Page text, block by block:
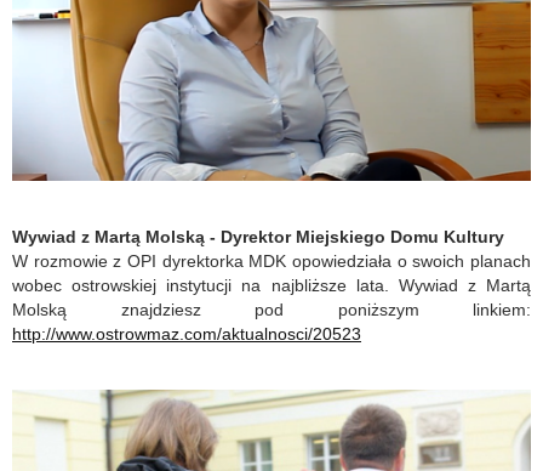
Wywiad z Martą Molską - Dyrektor Miejskiego Domu Kultury
W rozmowie z OPI dyrektorka MDK opowiedziała o swoich planach
wobec ostrowskiej instytucji na najbliższe lata. Wywiad z Martą
Molską znajdziesz pod poniższym linkiem:
http://www.ostrowmaz.com/aktualnosci/20523